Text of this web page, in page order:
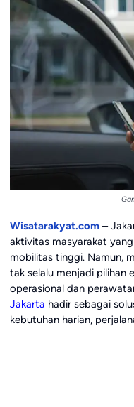
Wisatarakyat.com–
aktivitas masyarakat
mobilitas tinggi. Namun,
tak selalu menjadi pilihan
operasional dan
Jakarta hadir sebagai
kebutuhan harian,